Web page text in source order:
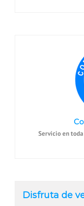
Servicio en toda
Disfruta de